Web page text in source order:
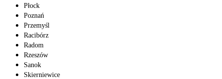
Płock
Poznań
Przemyśl
Racibórz
Radom
Rzeszów
Sanok
Skierniewice